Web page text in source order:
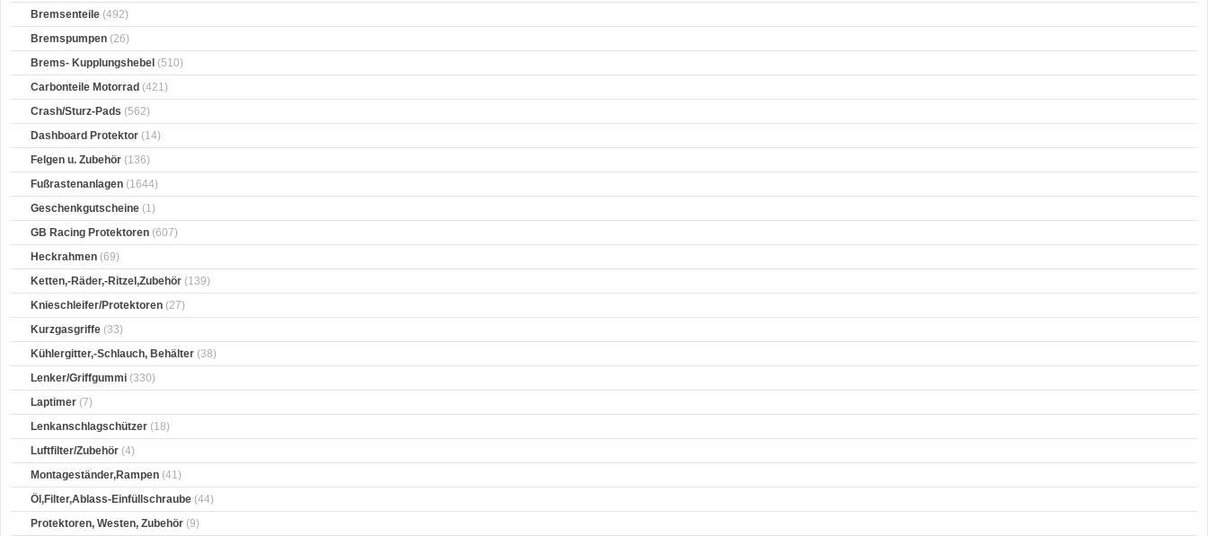
Bremsenteile (492)
Bremspumpen (26)
Brems- Kupplungshebel (510)
Carbonteile Motorrad (421)
Crash/Sturz-Pads (562)
Dashboard Protektor (14)
Felgen u. Zubehör (136)
Fußrastenanlagen (1644)
Geschenkgutscheine (1)
GB Racing Protektoren (607)
Heckrahmen (69)
Ketten,-Räder,-Ritzel,Zubehör (139)
Knieschleifer/Protektoren (27)
Kurzgasgriffe (33)
Kühlergitter,-Schlauch, Behälter (38)
Lenker/Griffgummi (330)
Laptimer (7)
Lenkanschlagschützer (18)
Luftfilter/Zubehör (4)
Montageständer,Rampen (41)
Öl,Filter,Ablass-Einfüllschraube (44)
Protektoren, Westen, Zubehör (9)